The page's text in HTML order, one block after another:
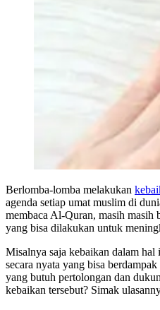
Berlomba-lomba melakukan
agenda setiap umat muslim di
membaca Al-Quran, masih
yang bisa dilakukan untuk
Misalnya saja kebaikan dalam hal
secara nyata yang bisa
yang butuh pertolongan dan
kebaikan tersebut? Simak